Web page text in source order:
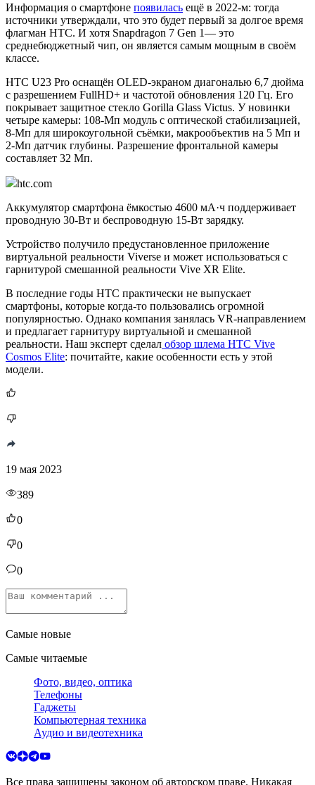
Информация о смартфоне появилась ещё в 2022-м: тогда
источники утверждали, что это будет первый за долгое время
флагман HTC. И хотя Snapdragon 7 Gen 1— это
среднебюджетный чип, он является самым мощным в своём
классе.
HTC U23 Pro оснащён OLED-экраном диагональю 6,7 дюйма
с разрешением FullHD+ и частотой обновления 120 Гц. Его
покрывает защитное стекло Gorilla Glass Victus. У новинки
четыре камеры: 108-Мп модуль с оптической стабилизацией,
8-Мп для широкоугольной съёмки, макрообъектив на 5 Мп и
2-Мп датчик глубины. Разрешение фронтальной камеры
составляет 32 Мп.
htc.com
Аккумулятор смартфона ёмкостью 4600 мА·ч поддерживает
проводную 30-Вт и беспроводную 15-Вт зарядку.
Устройство получило предустановленное приложение
виртуальной реальности Viverse и может использоваться с
гарнитурой смешанной реальности Vive XR Elite.
В последние годы HTC практически не выпускает
смартфоны, которые когда-то пользовались огромной
популярностью. Однако компания занялась VR-направлением
и предлагает гарнитуру виртуальной и смешанной
реальности. Наш эксперт сделал обзор шлема HTC Vive
Cosmos Elite: почитайте, какие особенности есть у этой
модели.
19 мая 2023
389
0
0
0
Самые новые
Самые читаемые
Фото, видео, оптика
Телефоны
Гаджеты
Компьютерная техника
Аудио и видеотехника
Все права защищены законом об авторском праве. Никакая